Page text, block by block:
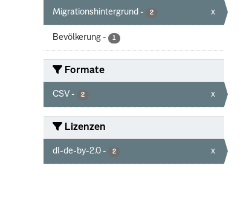
Migrationshintergrund - 2 x
Bevölkerung - 1
Formate
CSV - 2 x
Lizenzen
dl-de-by-2.0 - 2 x